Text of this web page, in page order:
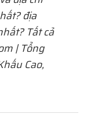
địa
Tất cả
| Tổng
Cao,